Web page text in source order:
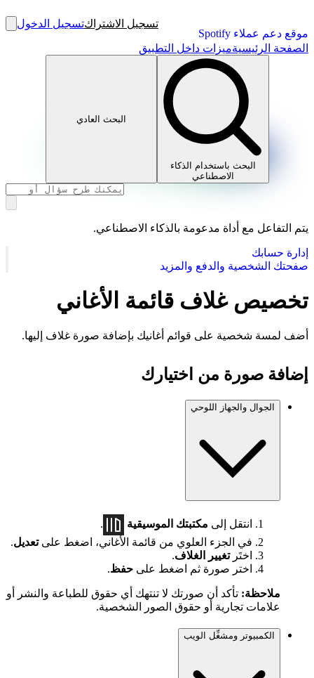
موقع دعم عملاء Spotify
تسجيل الاشتراكتسجيل الدخول
الصفحة الرئيسيةميزات داخل التطبيق
البحث باستخدام الذكاء
الاصطناعي
البحث العادي
يتم التفاعل مع أداة مدعومة بالذكاء الاصطناعي.
إدارة حسابك
صفحتك الشخصية والدفع والمزيد
تخصيص غلاف قائمة الأغاني
أضف لمسة شخصية على قوائم أغانيك بإضافة صورة غلاف إليها.
إضافة صورة من اختيارك
الجوال والجهاز اللوحي
انتقل إلى مكتبتك الموسيقية
.
في الجزء العلوي من قائمة الأغاني، اضغط علىتعديل.
اختَرتغيير الغلاف.
اختر صورة ثم اضغط على حفظ.
ملاحظة: تأكد أن صورتك لا تنتهك أي حقوق للطباعة والنشر أو
علامات تجارية أو حقوق الصور الشخصية.
الكمبيوتر ومشغِّل الويب